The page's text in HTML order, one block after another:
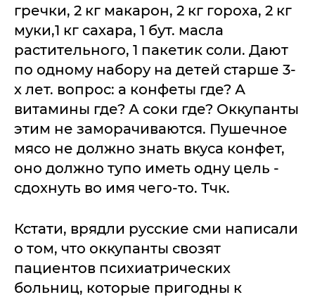
гречки, 2 кг макарон, 2 кг гороха, 2 кг
муки,1 кг сахара, 1 бут. масла
растительного, 1 пакетик соли. Дают
по одному набору на детей старше 3-
х лет. вопрос: а конфеты где? А
витамины где? А соки где? Оккупанты
этим не заморачиваются. Пушечное
мясо не должно знать вкуса конфет,
оно должно тупо иметь одну цель -
сдохнуть во имя чего-то. Тчк.
Кстати, врядли русские сми написали
о том, что оккупанты свозят
пациентов психиатрических
больниц, которые пригодны к